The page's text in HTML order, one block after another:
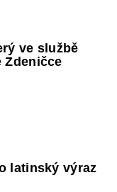
ve službě
Zdeničce
latinský výraz